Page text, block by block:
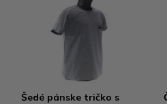
Šedé pánske tričko s